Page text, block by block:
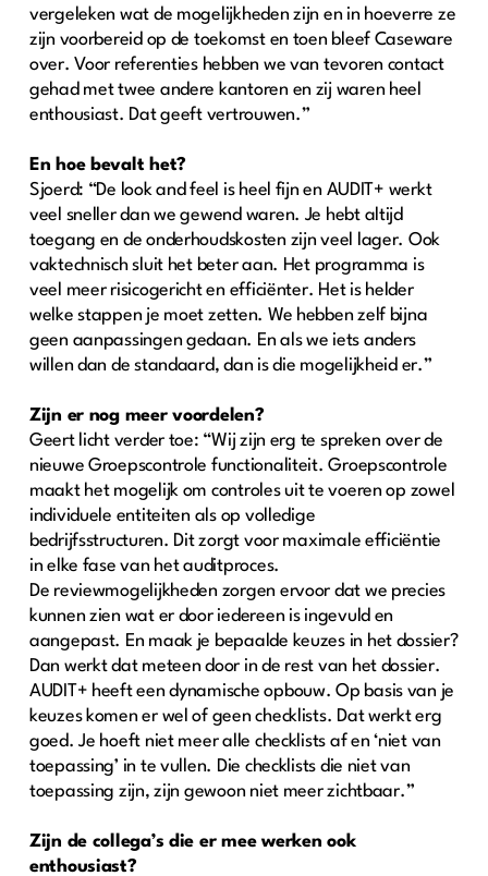
vergeleken wat de mogelijkheden zijn en in hoeverre ze
zijn voorbereid op de toekomst en toen bleef Caseware
over. Voor referenties hebben we van tevoren contact
gehad met twee andere kantoren en zij waren heel
enthousiast. Dat geeft vertrouwen.”
En hoe bevalt het?
Sjoerd: “De look and feel is heel fijn en AUDIT+ werkt
veel sneller dan we gewend waren. Je hebt altijd
toegang en de onderhoudskosten zijn veel lager. Ook
vaktechnisch sluit het beter aan. Het programma is
veel meer risicogericht en efficiënter. Het is helder
welke stappen je moet zetten. We hebben zelf bijna
geen aanpassingen gedaan. En als we iets anders
willen dan de standaard, dan is die mogelijkheid er.”
Zijn er nog meer voordelen?
Geert licht verder toe: “Wij zijn erg te spreken over de
nieuwe Groepscontrole functionaliteit. Groepscontrole
maakt het mogelijk om controles uit te voeren op zowel
individuele entiteiten als op volledige
bedrijfsstructuren. Dit zorgt voor maximale efficiëntie
in elke fase van het auditproces.
De reviewmogelijkheden zorgen ervoor dat we precies
kunnen zien wat er door iedereen is ingevuld en
aangepast. En maak je bepaalde keuzes in het dossier?
Dan werkt dat meteen door in de rest van het dossier.
AUDIT+ heeft een dynamische opbouw. Op basis van je
keuzes komen er wel of geen checklists. Dat werkt erg
goed. Je hoeft niet meer alle checklists af en ‘niet van
toepassing’ in te vullen. Die checklists die niet van
toepassing zijn, zijn gewoon niet meer zichtbaar.”
Zijn de collega’s die er mee werken ook
enthousiast?